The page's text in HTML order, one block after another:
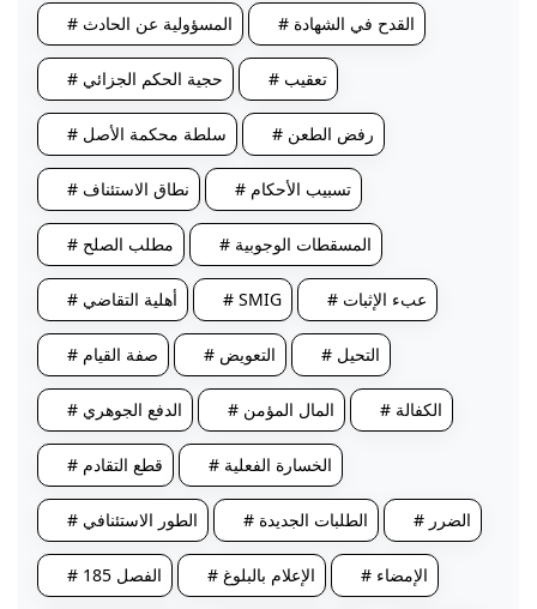
# المسؤولية عن الحادث # القدح في الشهادة
# حجية الحكم الجزائي # تعقيب
# سلطة محكمة الأصل # رفض الطعن
# نطاق الاستئناف # تسبيب الأحكام
# مطلب الصلح # المسقطات الوجوبية
# أهلية التقاضي # SMIG # عبء الإثبات
# صفة القيام # التعويض # التحيل
# الدفع الجوهري # المال المؤمن # الكفالة
# قطع التقادم # الخسارة الفعلية
# الطور الاستئنافي # الطلبات الجديدة # الضرر
# الفصل 185 # الإعلام بالبلوغ # الإمضاء